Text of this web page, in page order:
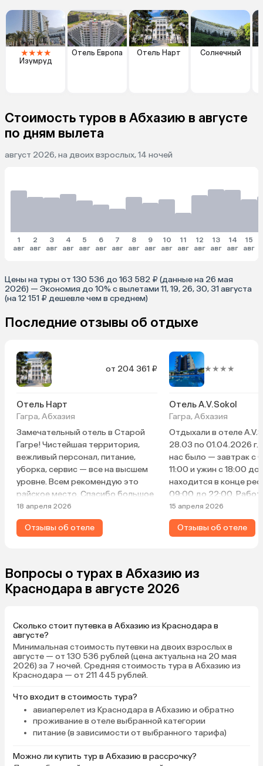
★★★★
Изумруд
Отель Европа Отель Нарт
Солнечный
Стоимость туров в Абхазию в августе
по дням вылета
август 2026, на двоих взрослых, 14 ночей
1
авг
2
авг
3
авг
4
авг
5
авг
6
авг
7
авг
8
авг
9
авг
10
авг
11
авг
12
авг
13
авг
14
авг
15
авг
Цены на туры от 130 536 до 163 582 ₽ (данные на 26 мая
2026) — Экономия до 10% с вылетами 11, 19, 26, 30, 31 августа
(на 12 151 ₽ дешевле чем в среднем)
Последние отзывы об отдыхе
от 204 361 ₽
Отель Нарт
Гагра, Абхазия
Замечательный отель в Старой
Гагре! Чистейшая территория,
вежливый персонал, питание,
уборка, сервис — все на высшем
уровне. Всем рекомендую это
райское место. Спасибо большое
за гостеприимство!
18 апреля 2026
Отзывы об отеле
★★★★
Отель A.V.Sokol
Гагра, Абхазия
Отдыхали в отеле
28.03 по 01.04.2026 г.
нас было — завтрак с
11:00 и ужин с 18:00
находится в конце
09:00 до 22:00.
с 09:00 до 21:00,
даже в дождь очень
приятно плавать!
чистый, комфортный,
разных размеров,
зубной щетки, все
шведский стол, вино
красное, но качество
ходили в кафе
отличная музыка там!
понравилось,
15 апреля 2026
Отзывы об отеле
Вопросы о турах в Абхазию из
Краснодара в августе 2026
Сколько стоит путевка в Абхазию из Краснодара в
августе?
Минимальная стоимость путевки на двоих взрослых в
августе — от 130 536 рублей (цена актуальна на 20 мая
2026) за 7 ночей. Средняя стоимость тура в Абхазию из
Краснодара — от 211 445 рублей.
Что входит в стоимость тура?
авиаперелет из Краснодара в Абхазию и обратно
проживание в отеле выбранной категории
питание (в зависимости от выбранного тарифа)
Можно ли купить тур в Абхазию в рассрочку?